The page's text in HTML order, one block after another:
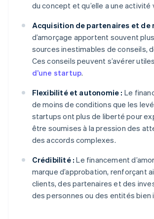
du concept et qu’elle a une
Acquisition de partenaires et de
d’amorçage apportent souvent
sources inestimables de conseils,
Ces conseils peuvent s’avérer
d’une startup.
Flexibilité et autonomie : Le
de moins de conditions que les
startups ont plus de liberté pour
être soumises à la pression des
des accords complexes.
Crédibilité : Le financement
marque d’approbation, renforçant
clients, des partenaires et des
des personnes ou des entités